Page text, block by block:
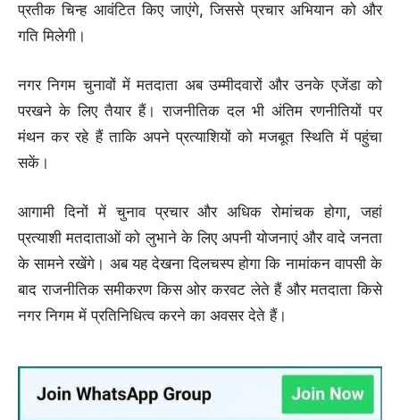
प्रतीक चिन्ह आवंटित किए जाएंगे, जिससे प्रचार अभियान को और
गति मिलेगी।
नगर निगम चुनावों में मतदाता अब उम्मीदवारों और उनके एजेंडा को
परखने के लिए तैयार हैं। राजनीतिक दल भी अंतिम रणनीतियों पर
मंथन कर रहे हैं ताकि अपने प्रत्याशियों को मजबूत स्थिति में पहुंचा
सकें।
आगामी दिनों में चुनाव प्रचार और अधिक रोमांचक होगा, जहां
प्रत्याशी मतदाताओं को लुभाने के लिए अपनी योजनाएं और वादे जनता
के सामने रखेंगे। अब यह देखना दिलचस्प होगा कि नामांकन वापसी के
बाद राजनीतिक समीकरण किस ओर करवट लेते हैं और मतदाता किसे
नगर निगम में प्रतिनिधित्व करने का अवसर देते हैं।